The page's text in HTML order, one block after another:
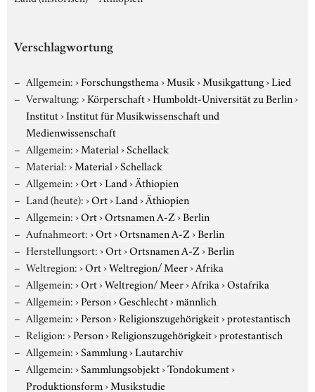
Verschlagwortung
Allgemein:›Forschungsthema›Musik›Musikgattung›Lied
Verwaltung:›Körperschaft›Humboldt-Universität zu Berlin›
Institut›Institut für Musikwissenschaft und
Medienwissenschaft
Allgemein:›Material›Schellack
Material:›Material›Schellack
Allgemein:›Ort›Land›Äthiopien
Land (heute):›Ort›Land›Äthiopien
Allgemein:›Ort›Ortsnamen A-Z›Berlin
Aufnahmeort:›Ort›Ortsnamen A-Z›Berlin
Herstellungsort:›Ort›Ortsnamen A-Z›Berlin
Weltregion:›Ort›Weltregion/ Meer›Afrika
Allgemein:›Ort›Weltregion/ Meer›Afrika›Ostafrika
Allgemein:›Person›Geschlecht›männlich
Allgemein:›Person›Religionszugehörigkeit›protestantisch
Religion:›Person›Religionszugehörigkeit›protestantisch
Allgemein:›Sammlung›Lautarchiv
Allgemein:›Sammlungsobjekt›Tondokument›
Produktionsform›Musikstudie